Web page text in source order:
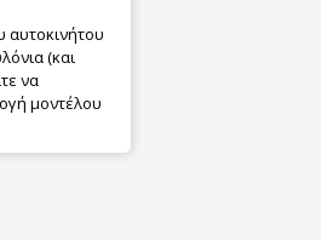
αυτοκινήτου
(και
να
μοντέλου